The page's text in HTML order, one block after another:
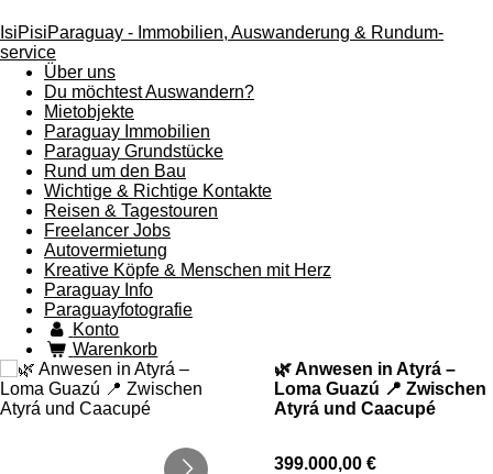
IsiPisiParaguay - Immobilien, Auswanderung & Rundum-
service
Über uns
Du möchtest Auswandern?
Mietobjekte
Paraguay Immobilien
Paraguay Grundstücke
Rund um den Bau
Wichtige & Richtige Kontakte
Reisen & Tagestouren
Freelancer Jobs
Autovermietung
Kreative Köpfe & Menschen mit Herz
Paraguay Info
Paraguayfotografie
Konto
Warenkorb
🌿 Anwesen in Atyrá –
Loma Guazú 📍 Zwischen
Atyrá und Caacupé
399.000,00 €